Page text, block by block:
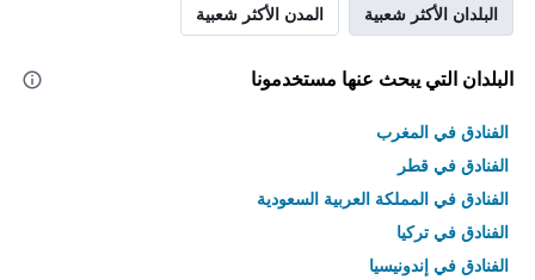
البلدان الأكثر شعبية المدن الأكثر شعبية
البلدان التي يبحث عنها مستخدمونا
الفنادق في المغرب
الفنادق في قطر
الفنادق في المملكة العربية السعودية
الفنادق في تركيا
الفنادق في إندونيسيا